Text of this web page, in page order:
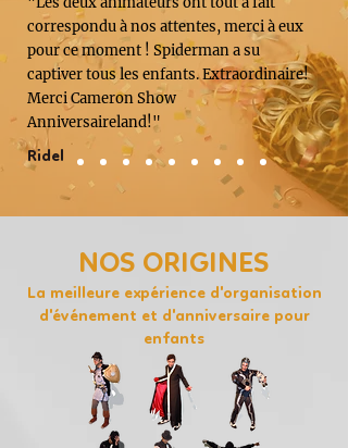
correspondu à nos attentes, merci à eux
pour ce moment ! Spiderman a su
captiver tous les enfants. Extraordinaire!
Merci Cameron Show
Anniversaireland!"
Ridel
NOS ORIGINES
La meilleure expérience d'organisation
d'événement et d'anniversaire pour
enfants